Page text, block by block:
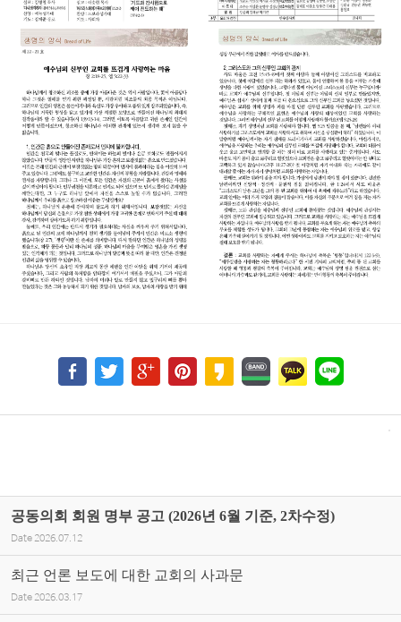
공동의회 회원 명부 공고 (2026년 6월 기준, 2차수정)
Date 2026.07.12
최근 언론 보도에 대한 교회의 사과문
Date 2026.03.17